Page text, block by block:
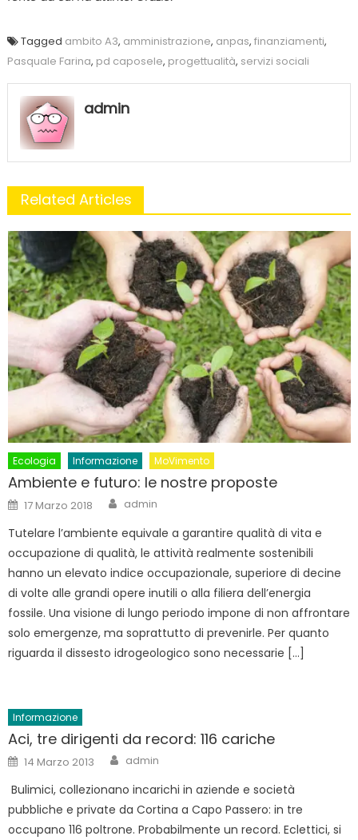
Tagged ambito A3, amministrazione, anpas, finanziamenti,
Pasquale Farina, pd caposele, progettualità, servizi sociali
admin
Related Articles
Ecologia Informazione MoVimento
Ambiente e futuro: le nostre proposte
Posted
on
17 Marzo 2018 Author
admin
Tutelare l’ambiente equivale a garantire qualità di vita e
occupazione di qualità, le attività realmente sostenibili
hanno un elevato indice occupazionale, superiore di decine
di volte alle grandi opere inutili o alla filiera dell’energia
fossile. Una visione di lungo periodo impone di non affrontare
solo emergenze, ma soprattutto di prevenirle. Per quanto
riguarda il dissesto idrogeologico sono necessarie […]
Informazione
Aci, tre dirigenti da record: 116 cariche
Posted
on
14 Marzo 2013 Author
admin
Bulimici, collezionano incarichi in aziende e società
pubbliche e private da Cortina a Capo Passero: in tre
occupano 116 poltrone. Probabilmente un record. Eclettici, si